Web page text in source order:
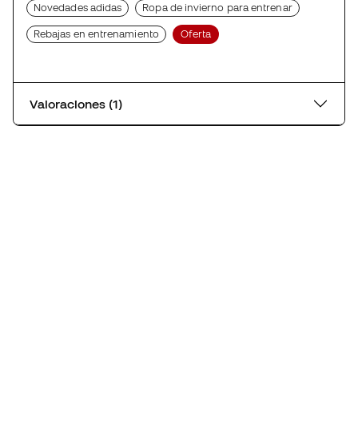
Novedades adidas Ropa de invierno para entrenar
Rebajas en entrenamiento Oferta
Valoraciones (1)